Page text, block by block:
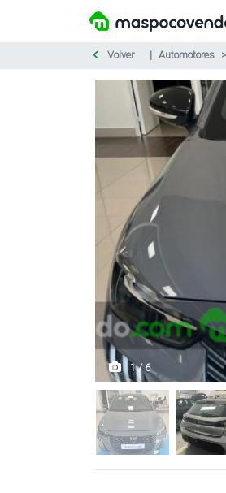
Volver Automotores
1 / 6